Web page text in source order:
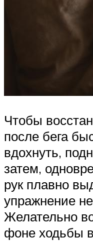
Чтобы
после бега
вдохнуть,
затем,
рук плавно
упражнение
Желательно
фоне ходьбы